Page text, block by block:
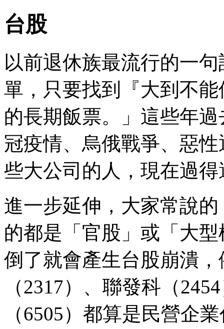
台股
以前退休族最流行的一
單，只要找到『大到不
的長期飯票。」這些年
冠疫情、烏俄戰爭、惡
些大公司的人，現在過
進一步延伸，大家常說
的都是「官股」或「大
倒了就會產生台股崩潰
（2317）、聯發科（
（6505）都算是民營企